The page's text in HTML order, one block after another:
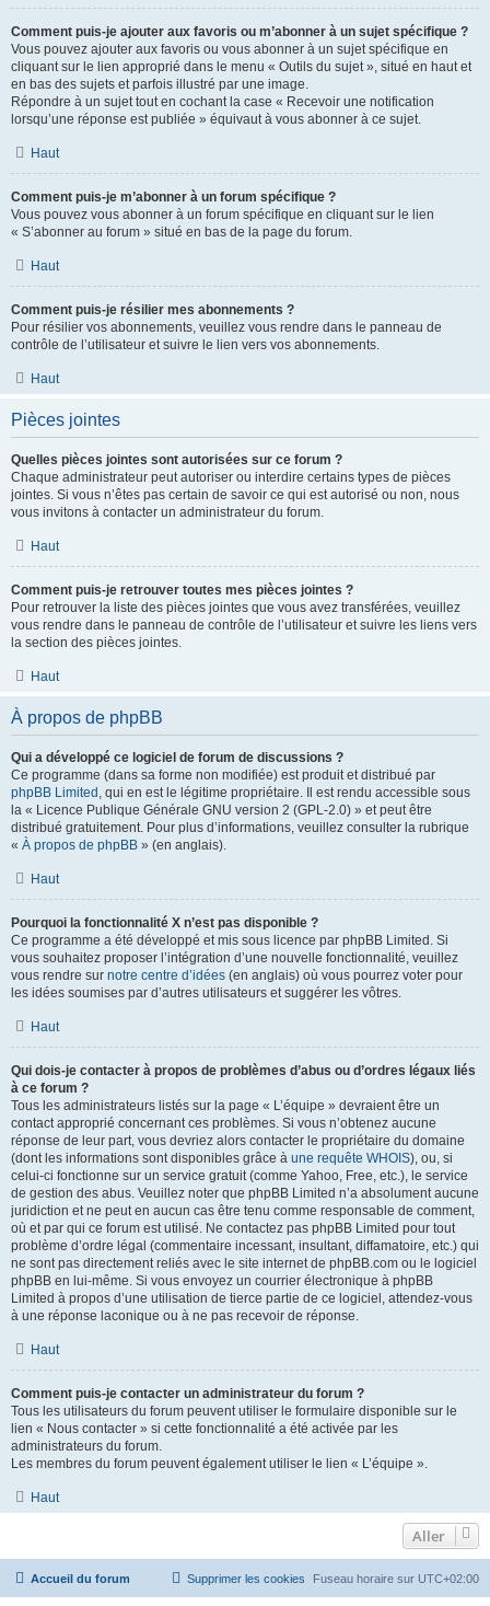
Comment puis-je ajouter aux favoris ou m’abonner à un sujet spécifique ?
Vous pouvez ajouter aux favoris ou vous abonner à un sujet spécifique en
cliquant sur le lien approprié dans le menu « Outils du sujet », situé en haut et
en bas des sujets et parfois illustré par une image.
Répondre à un sujet tout en cochant la case « Recevoir une notification
lorsqu’une réponse est publiée » équivaut à vous abonner à ce sujet.
Haut
Comment puis-je m’abonner à un forum spécifique ?
Vous pouvez vous abonner à un forum spécifique en cliquant sur le lien
« S’abonner au forum » situé en bas de la page du forum.
Haut
Comment puis-je résilier mes abonnements ?
Pour résilier vos abonnements, veuillez vous rendre dans le panneau de
contrôle de l’utilisateur et suivre le lien vers vos abonnements.
Haut
Pièces jointes
Quelles pièces jointes sont autorisées sur ce forum ?
Chaque administrateur peut autoriser ou interdire certains types de pièces
jointes. Si vous n’êtes pas certain de savoir ce qui est autorisé ou non, nous
vous invitons à contacter un administrateur du forum.
Haut
Comment puis-je retrouver toutes mes pièces jointes ?
Pour retrouver la liste des pièces jointes que vous avez transférées, veuillez
vous rendre dans le panneau de contrôle de l’utilisateur et suivre les liens vers
la section des pièces jointes.
Haut
À propos de phpBB
Qui a développé ce logiciel de forum de discussions ?
Ce programme (dans sa forme non modifiée) est produit et distribué par
phpBB Limited , qui en est le légitime propriétaire. Il est rendu accessible sous
la « Licence Publique Générale GNU version 2 (GPL-2.0) » et peut être
distribué gratuitement. Pour plus d’informations, veuillez consulter la rubrique
« À propos de phpBB » (en anglais).
Haut
Pourquoi la fonctionnalité X n’est pas disponible ?
Ce programme a été développé et mis sous licence par phpBB Limited. Si
vous souhaitez proposer l’intégration d’une nouvelle fonctionnalité, veuillez
vous rendre sur notre centre d’idées (en anglais) où vous pourrez voter pour
les idées soumises par d’autres utilisateurs et suggérer les vôtres.
Haut
Qui dois-je contacter à propos de problèmes d’abus ou d’ordres légaux liés
à ce forum ?
Tous les administrateurs listés sur la page « L’équipe » devraient être un
contact approprié concernant ces problèmes. Si vous n’obtenez aucune
réponse de leur part, vous devriez alors contacter le propriétaire du domaine
(dont les informations sont disponibles grâce à une requête WHOIS), ou, si
celui-ci fonctionne sur un service gratuit (comme Yahoo, Free, etc.), le service
de gestion des abus. Veuillez noter que phpBB Limited n’a absolument aucune
juridiction et ne peut en aucun cas être tenu comme responsable de comment,
où et par qui ce forum est utilisé. Ne contactez pas phpBB Limited pour tout
problème d’ordre légal (commentaire incessant, insultant, diffamatoire, etc.) qui
ne sont pas directement reliés avec le site internet de phpBB.com ou le logiciel
phpBB en lui-même. Si vous envoyez un courrier électronique à phpBB
Limited à propos d’une utilisation de tierce partie de ce logiciel, attendez-vous
à une réponse laconique ou à ne pas recevoir de réponse.
Haut
Comment puis-je contacter un administrateur du forum ?
Tous les utilisateurs du forum peuvent utiliser le formulaire disponible sur le
lien « Nous contacter » si cette fonctionnalité a été activée par les
administrateurs du forum.
Les membres du forum peuvent également utiliser le lien « L’équipe ».
Haut
Aller
Accueil du forum Fuseau horaire sur UTC+02:00
Supprimer les cookies